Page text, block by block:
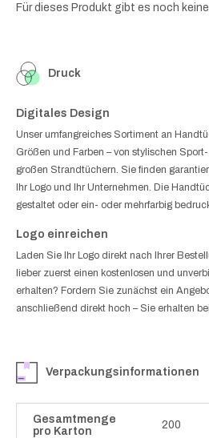
Für dieses Produkt gibt es noch
Druck
Digitales Design
Unser umfangreiches Sortiment an
Größen und Farben – von stylischen
großen Strandtüchern. Sie finden
Ihr Logo und Ihr Unternehmen. Die
gestaltet oder ein- oder mehrfarbig
Logo einreichen
Laden Sie Ihr Logo direkt nach Ihrer
lieber zuerst einen kostenlosen und
erhalten? Fordern Sie zunächst ein
anschließend direkt hoch – Sie erhalten
Verpackungsinformationen
Gesamtmenge
pro Karton
200